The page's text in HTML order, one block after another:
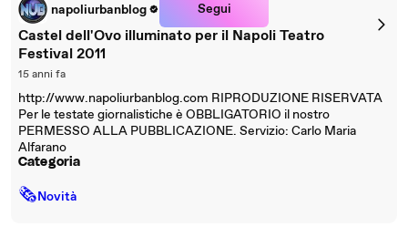
napoliurbanblog Segui
Castel dell'Ovo illuminato per il Napoli Teatro
Festival 2011
15 anni fa
http://www.napoliurbanblog.com RIPRODUZIONE RISERVATA
Per le testate giornalistiche è OBBLIGATORIO il nostro
PERMESSO ALLA PUBBLICAZIONE. Servizio: Carlo Maria
Alfarano
Categoria
🗞Novità